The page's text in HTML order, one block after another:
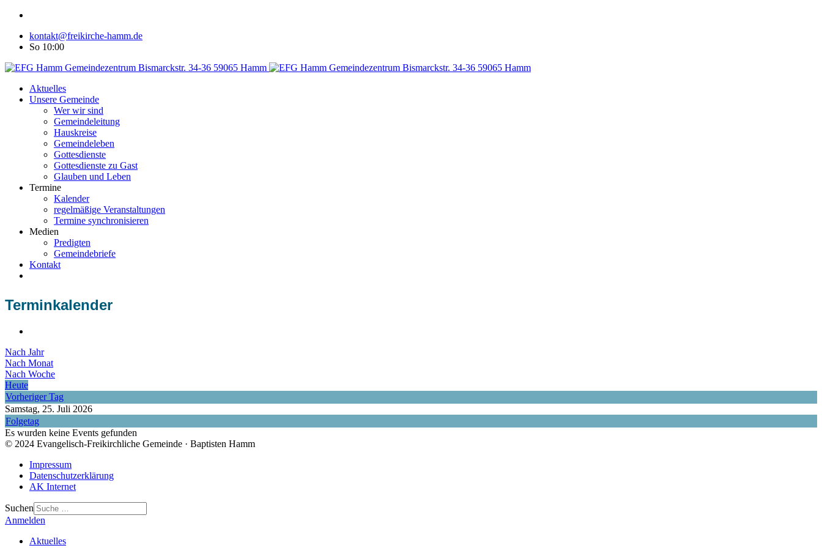
kontakt@freikirche-hamm.de
So 10:00
Aktuelles
Unsere Gemeinde
Wer wir sind
Gemeindeleitung
Hauskreise
Gemeindeleben
Gottesdienste
Gottesdienste zu Gast
Glauben und Leben
Termine
Kalender
regelmäßige Veranstaltungen
Termine synchronisieren
Medien
Predigten
Gemeindebriefe
Kontakt
Terminkalender
Nach Jahr
Nach Monat
Nach Woche
Heute
Vorheriger Tag
Samstag, 25. Juli 2026
Folgetag
Es wurden keine Events gefunden
© 2024 Evangelisch-Freikirchliche Gemeinde · Baptisten Hamm
Impressum
Datenschutzerklärung
AK Internet
Suchen
Anmelden
Aktuelles